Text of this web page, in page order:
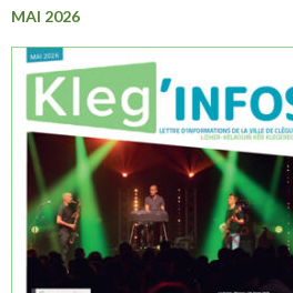
MAI 2026